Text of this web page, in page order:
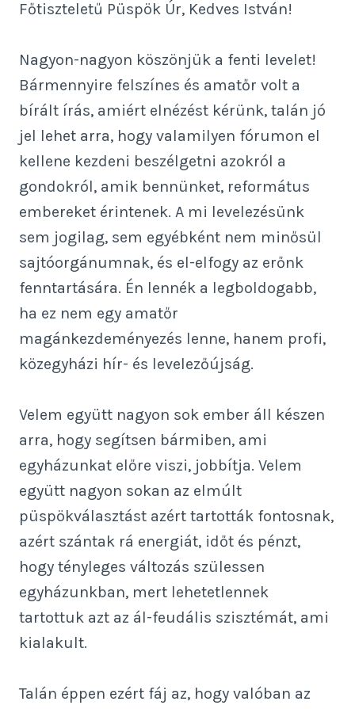
Főtiszteletű Püspök Úr, Kedves István!
Nagyon-nagyon köszönjük a fenti levelet!
Bármennyire felszínes és amatőr volt a
bírált írás, amiért elnézést kérünk, talán jó
jel lehet arra, hogy valamilyen fórumon el
kellene kezdeni beszélgetni azokról a
gondokról, amik bennünket, református
embereket érintenek. A mi levelezésünk
sem jogilag, sem egyébként nem minősül
sajtóorgánumnak, és el-elfogy az erőnk
fenntartására. Én lennék a legboldogabb,
ha ez nem egy amatőr
magánkezdeményezés lenne, hanem profi,
közegyházi hír- és levelezőújság.
Velem együtt nagyon sok ember áll készen
arra, hogy segítsen bármiben, ami
egyházunkat előre viszi, jobbítja. Velem
együtt nagyon sokan az elmúlt
püspökválasztást azért tartották fontosnak,
azért szántak rá energiát, időt és pénzt,
hogy tényleges változás szülessen
egyházunkban, mert lehetetlennek
tartottuk azt az ál-feudális szisztémát, ami
kialakult.
Talán éppen ezért fáj az, hogy valóban az